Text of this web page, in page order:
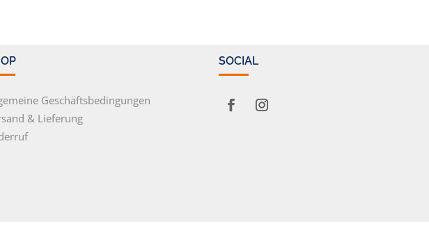
Geschäftsbedingungen
& Lieferung
SOCIAL